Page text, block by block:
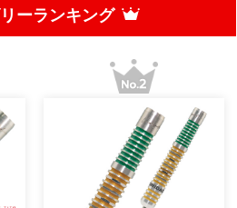
ーランキング